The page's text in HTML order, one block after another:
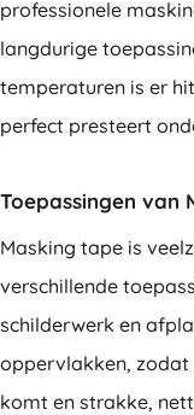
professionele
langdurige
temperaturen is er
perfect presteert
Toepassingen van
Masking tape is
verschillende
schilderwerk en
oppervlakken, zodat
komt en strakke,